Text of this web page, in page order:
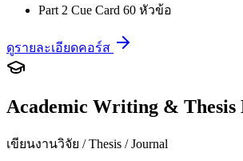
Part 2 Cue Card 60 หัวข้อ
ดูรายละเอียดคอร์ส
Academic Writing & Thesis
เขียนงานวิจัย / Thesis / Journal